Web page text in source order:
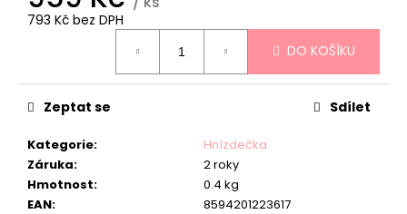
793 Kč bez DPH
DO KOŠÍKU
Kategorie:
Hnízdečka
Záruka:
2 roky
Hmotnost:
0.4 kg
EAN: 8594201223617
Zeptat se Sdílet
TEDDY
959